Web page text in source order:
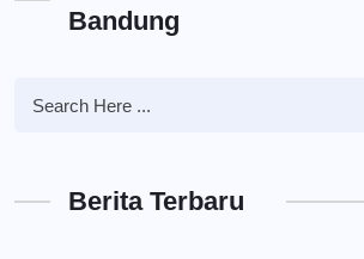
Bandung
Berita Terbaru